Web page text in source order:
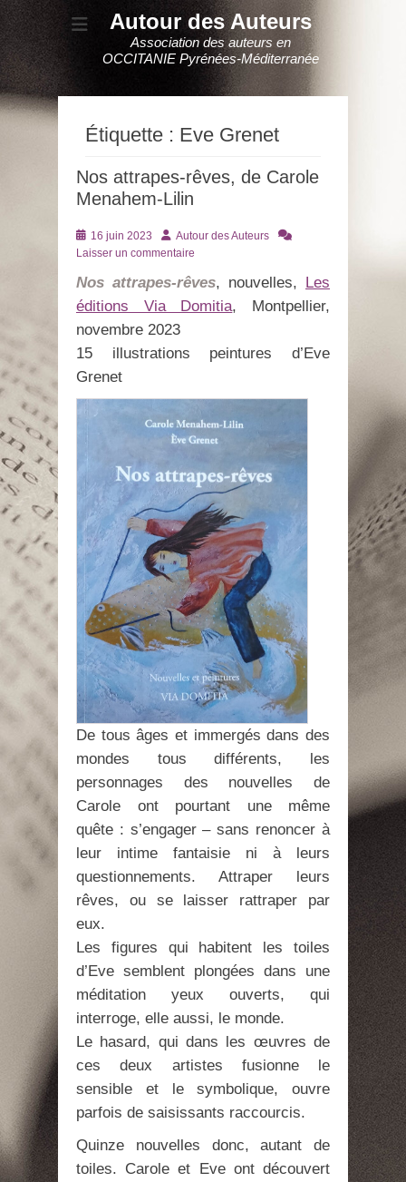
Autour des Auteurs
Association des auteurs en
OCCITANIE Pyrénées-Méditerranée
Étiquette : Eve Grenet
Nos attrapes-rêves, de Carole
Menahem-Lilin
Posté
le
16 juin 2023 AuteurAutour des Auteurs
Laisser un commentaire
Nos attrapes-rêves, nouvelles, Les
éditions Via Domitia, Montpellier,
novembre 2023
15 illustrations peintures d’Eve
Grenet
De tous âges et immergés dans des
mondes tous différents, les
personnages des nouvelles de
Carole ont pourtant une même
quête : s’engager – sans renoncer à
leur intime fantaisie ni à leurs
questionnements. Attraper leurs
rêves, ou se laisser rattraper par
eux.
Les figures qui habitent les toiles
d’Eve semblent plongées dans une
méditation yeux ouverts, qui
interroge, elle aussi, le monde.
Le hasard, qui dans les œuvres de
ces deux artistes fusionne le
sensible et le symbolique, ouvre
parfois de saisissants raccourcis.
Quinze nouvelles donc, autant de
toiles. Carole et Eve ont découvert